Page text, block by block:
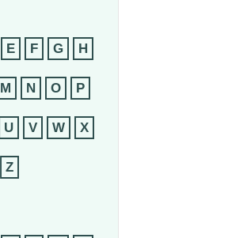
E F G H
M N O P
U V W X
Z